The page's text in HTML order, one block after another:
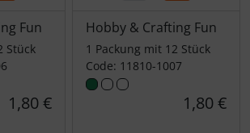
Fun
Stück
1,80 €
Hobby & Crafting Fun
1 Packung mit 12 Stück
Code: 11810-1007
1,80 €